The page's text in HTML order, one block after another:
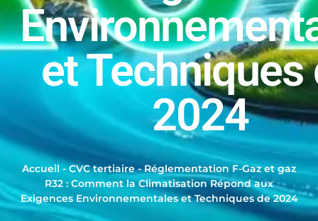
et Techniques
2024
Accueil -CVC tertiaire-Réglementation F-Gaz et gaz
R32 : Comment la Climatisation Répond aux
Exigences Environnementales et Techniques de 2024